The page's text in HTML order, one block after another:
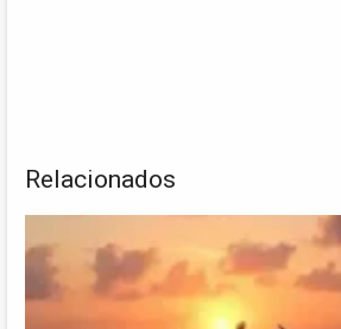
Relacionados